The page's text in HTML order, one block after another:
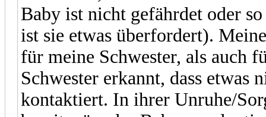
Baby ist nicht gefährdet oder
ist sie etwas überfordert).
für meine Schwester, als auch
Schwester erkannt, dass
kontaktiert. In ihrer Unruhe/